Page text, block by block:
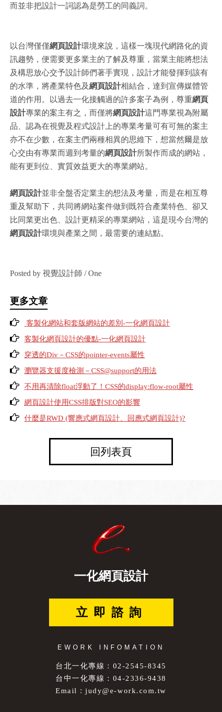
而並非把設計一詞認為是勞工的同義詞。
以台灣僅僅網頁設計環境來說，這樣一塊現代網路化的資
訊趨勢，便需要更多業主的了解及尊重，當業主能將想法
及構思放心交予設計師們著手實現，設計才能發揮到該有
的水準，將產業特色及網頁設計相結合，達到宣傳媒體管
道的作用。以過去一化接觸過的許多案子為例，尊重網頁
設計專業的案主有之，而僅將網頁設計這門專業視為附屬
品、認為在視覺及程式設計上的專業考量可有可無的案主
亦不在少數，在案主們兩種相異的思維下，想當然爾是放
心交由有專業而週到考量的網頁設計所製作而成的網站，
能有更到位、實質效益更大的專業網站。
網頁設計並非全盤否定業主的想法及考量，而是在相互尊
重及幫助下，共同將網站案件做到既符合產業特色、卻又
比同業更出色、設計更精采的專業網站，這是現今台灣的
網頁設計環境與產業之間，最需要的連結點。
Posted by 視覺設計師 / One
更多文章
客製化網站和套版網站的差別-一化網頁設計
客製化網頁設計的優點-一化網頁設計
穿透的Div－CSS的pointer-events屬性
瀏覽器支援度檢測－CSS@support的用法
不用再清除float浮動了！CSS的display:flow-root屬性
網頁設計使用CSS排版對SEO的影響
什麼是RWD (響應式網頁設計、回應式網頁設計)?
回列表頁
一化網頁設計
立即諮詢
EWORK INFOMATION
台北一化專線：02-2545-8345
台中一化專線：04-2336-9438
Email：judy@e-work.com.tw